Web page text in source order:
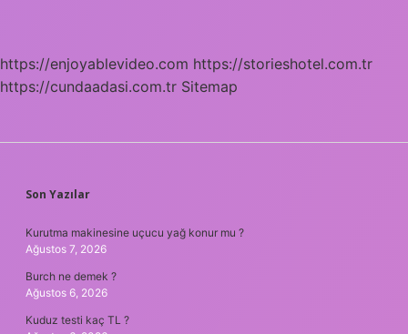
https://enjoyablevideo.com https://storieshotel.com.tr
https://cundaadasi.com.tr Sitemap
SIDEBAR
Son Yazılar
Kurutma makinesine uçucu yağ konur mu ?
Ağustos 7, 2026
Burch ne demek ?
Ağustos 6, 2026
Kuduz testi kaç TL ?